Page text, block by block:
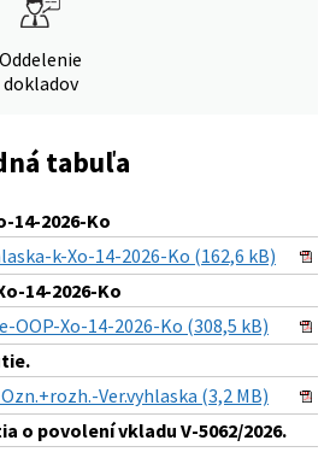
Oddelenie
dokladov
tabuľa
14-2026-Ko
k-Xo-14-2026-Ko (162,6 kB)
14-2026-Ko
OOP-Xo-14-2026-Ko (308,5 kB)
Ver.vyhlaska (3,2 MB)
o povolení vkladu V-5062/2026.